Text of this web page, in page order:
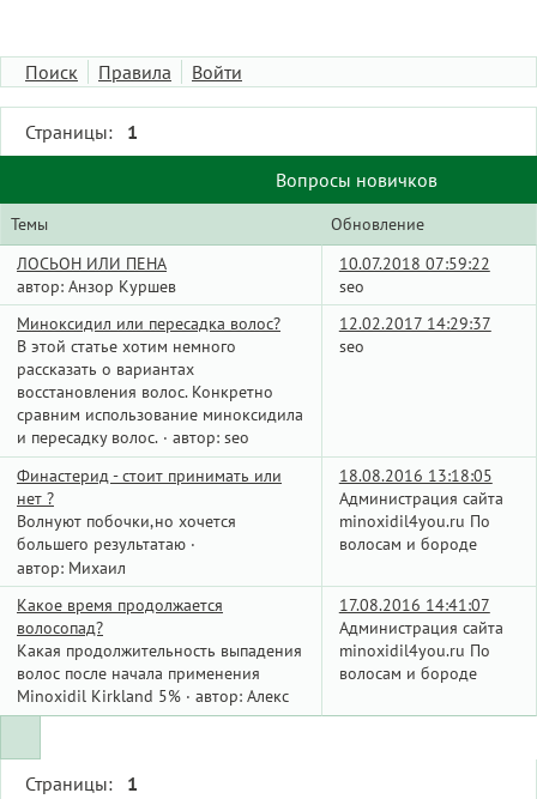
Поиск Правила Войти
Страницы:
1
Вопросы новичков
Темы
Обновление
ЛОСЬОН ИЛИ ПЕНА
автор: Анзор Куршев
10.07.2018 07:59:22
seo
Миноксидил или пересадка волос?
В этой статье хотим немного
рассказать о вариантах
восстановления волос. Конкретно
сравним использование миноксидила
и пересадку волос. · автор: seo
12.02.2017 14:29:37
seo
Финастерид - стоит принимать или
нет ?
Волнуют побочки,но хочется
большего результатаю ·
автор: Михаил
18.08.2016 13:18:05
Администрация сайта
minoxidil4you.ru По
волосам и бороде
Какое время продолжается
волосопад?
Какая продолжительность выпадения
волос после начала применения
Minoxidil Kirkland 5% · автор: Алекс
17.08.2016 14:41:07
Администрация сайта
minoxidil4you.ru По
волосам и бороде
Страницы: 1